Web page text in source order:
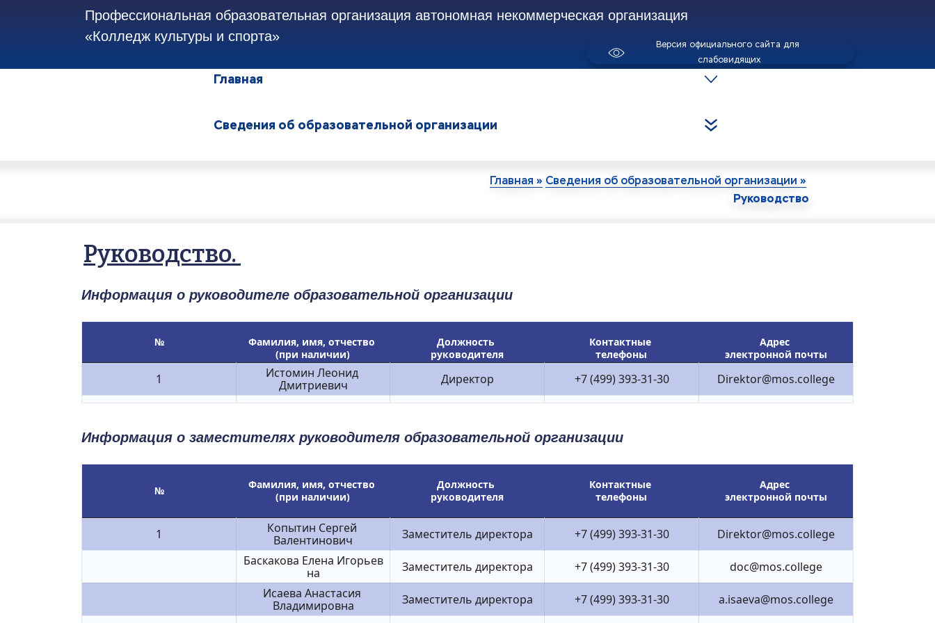
Профессиональная образовательная организация автономная некоммерческая организация
«Колледж культуры и спорта»
Версия официального сайта для
слабовидящих
Главная
Сведения об образовательной организации
Главная » Сведения об образовательной организации »
Руководство
Руководство.
Информация о руководителе образовательной организации
№
Фамилия, имя, отчество
(при наличии)
Должность
руководителя
Контактные
телефоны
Адрес
электронной почты
1
Истомин Леонид
Дмитриевич
Директор +7 (499) 393-31-30 Direktor@mos.college
Информация о заместителях руководителя образовательной организации
№
Фамилия, имя, отчество
(при наличии)
Должность
руководителя
Контактные
телефоны
Адрес
электронной почты
1
Копытин Сергей
Валентинович
Заместитель директора +7 (499) 393-31-30
Direktor@mos.college
Баскакова Елена Игорьев
на
Заместитель директора +7 (499) 393-31-30
doc@mos.college
Исаева Анастасия
Владимировна
Заместитель директора +7 (499) 393-31-30 a.isaeva@mos.college